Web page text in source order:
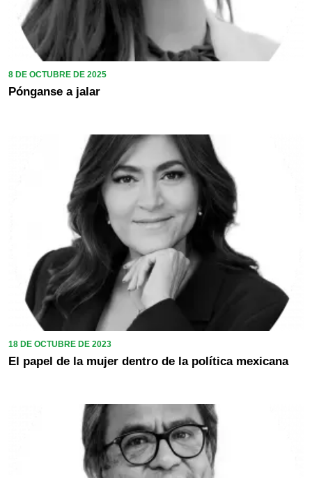
8 DE OCTUBRE DE 2025
Pónganse a jalar
18 DE OCTUBRE DE 2023
El papel de la mujer dentro de la política mexicana